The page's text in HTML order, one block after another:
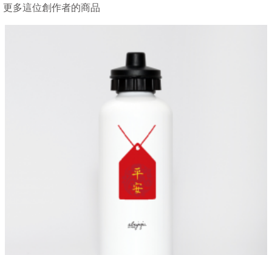
更多這位創作者的商品